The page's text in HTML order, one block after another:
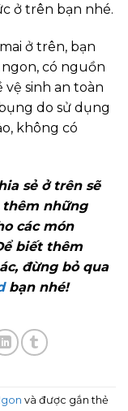
ở trên bạn nhé.
ở trên, bạn
có nguồn
vệ sinh an toàn
do sử dụng
không có
sẻ ở trên sẽ
thêm những
các món
biết thêm
đừng bỏ qua
bạn nhé!
và được gắn thẻ